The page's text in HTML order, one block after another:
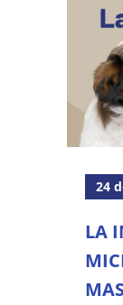
24
LA